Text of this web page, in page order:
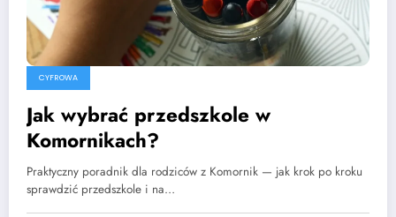
CYFROWA
Jak wybrać przedszkole w
Komornikach?
Praktyczny poradnik dla rodziców z Komornik — jak krok po kroku
sprawdzić przedszkole i na…